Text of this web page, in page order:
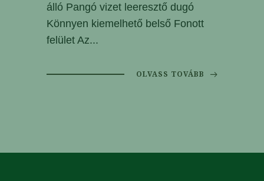
álló Pangó vizet leeresztő dugó
Könnyen kiemelhető belső Fonott
felület Az...
OLVASS TOVÁBB